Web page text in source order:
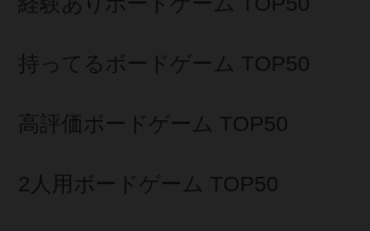
持ってるボードゲーム TOP50
高評価ボードゲーム TOP50
2人用ボードゲーム TOP50